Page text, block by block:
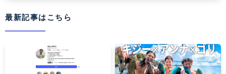
最新記事はこちら